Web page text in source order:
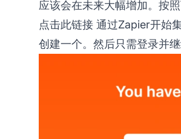
应该会在未来大幅增加。按
点击此链接 通过Zapier开始
创建一个。然后只需登录并